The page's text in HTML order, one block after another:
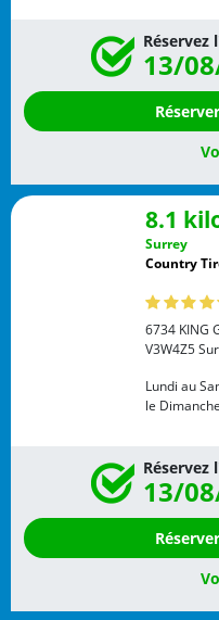
13/
8.1
Surrey
Country
6734 KING
V3W4Z5
Lundi au
le
13/